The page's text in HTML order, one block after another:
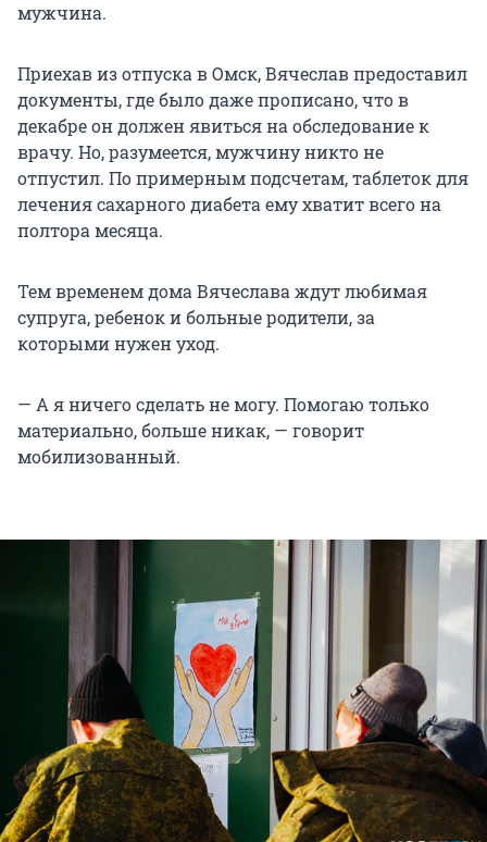
мужчина.
Приехав из отпуска в Омск, Вячеслав предоставил
документы, где было даже прописано, что в
декабре он должен явиться на обследование к
врачу. Но, разумеется, мужчину никто не
отпустил. По примерным подсчетам, таблеток для
лечения сахарного диабета ему хватит всего на
полтора месяца.
Тем временем дома Вячеслава ждут любимая
супруга, ребенок и больные родители, за
которыми нужен уход.
— А я ничего сделать не могу. Помогаю только
материально, больше никак, — говорит
мобилизованный.